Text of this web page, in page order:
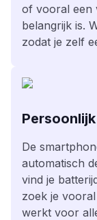
of vooral een
belangrijk is.
zodat je zelf
De
automatisch
vind je
zoek je
werkt voor